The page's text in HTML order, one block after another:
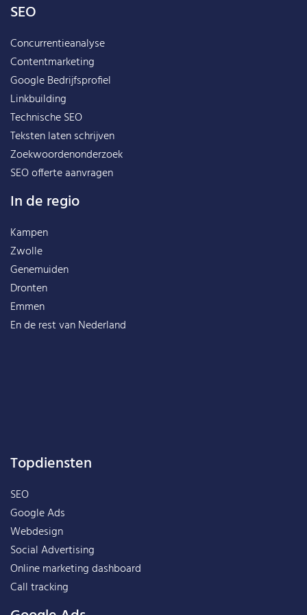
SEO
Concurrentieanalyse
Contentmarketing
Google Bedrijfsprofiel
Linkbuilding
Technische SEO
Teksten laten schrijven
Zoekwoordenonderzoek
SEO offerte aanvragen
In de regio
Kampen
Zwolle
Genemuiden
Dronten
Emmen
En de rest vanNederland
Topdiensten
SEO
Google Ads
Webdesign
Social Advertising
Online marketing dashboard
Call tracking